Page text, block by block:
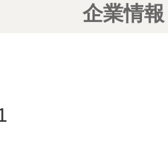
企業情報